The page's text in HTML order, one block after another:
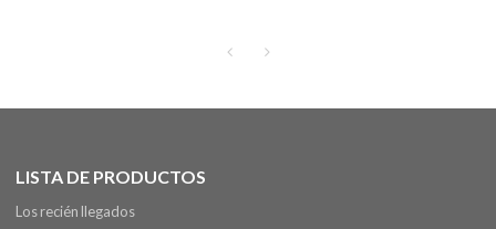
LISTA DE PRODUCTOS
Los recién llegados